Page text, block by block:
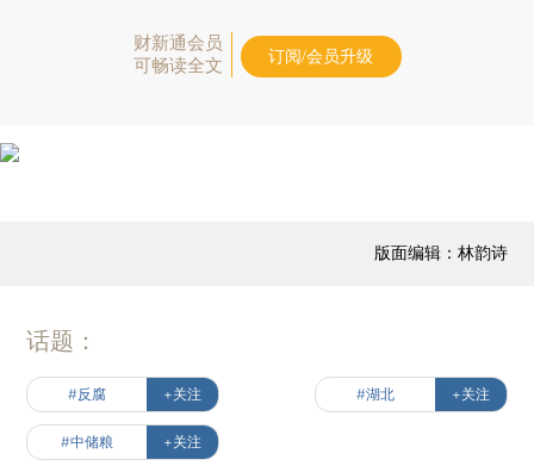
财新通会员
可畅读全文
订阅/会员升级
版面编辑：林韵诗
话题：
#反腐 +关注 #湖北 +关注
#中储粮 +关注